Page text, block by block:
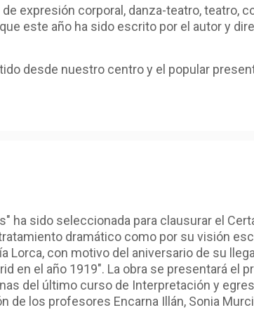
expresión corporal, danza-teatro, teatro,
que este año ha sido escrito por el autor y
desde nuestro centro y el popular
ha sido seleccionada para clausurar el
dramático como por su visión
Lorca, con motivo del aniversario de su
en el año 1919". La obra se presentará el
del último curso de Interpretación y
de los profesores Encarna Illán, Sonia